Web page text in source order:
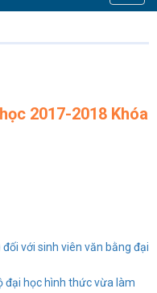
2017-2018 Khóa
với sinh viên văn bằng đại
đại học hình thức vừa làm